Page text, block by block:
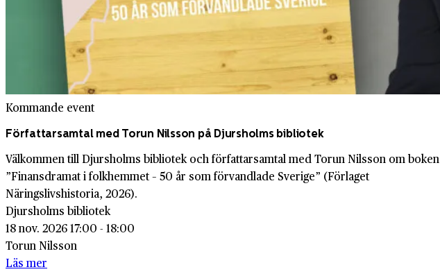
Kommande event
Författarsamtal med Torun Nilsson på Djursholms bibliotek
Välkommen till Djursholms bibliotek och författarsamtal med Torun Nilsson om boken
”Finansdramat i folkhemmet – 50 år som förvandlade Sverige” (Förlaget
Näringslivshistoria, 2026).
Djursholms bibliotek
18 nov. 2026 17:00 - 18:00
Torun Nilsson
Läs mer